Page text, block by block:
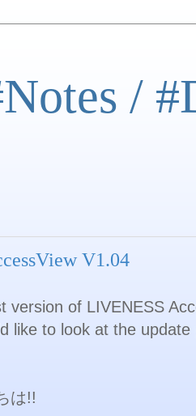
/
V1.04
version of LIVENESS
like to look at the
は!!